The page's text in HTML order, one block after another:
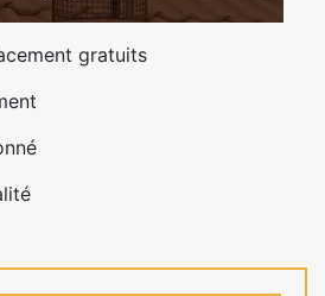
gratuits